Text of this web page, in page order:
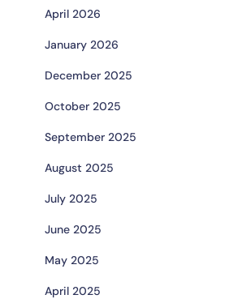
April 2026
January 2026
December 2025
October 2025
September 2025
August 2025
July 2025
June 2025
May 2025
April 2025